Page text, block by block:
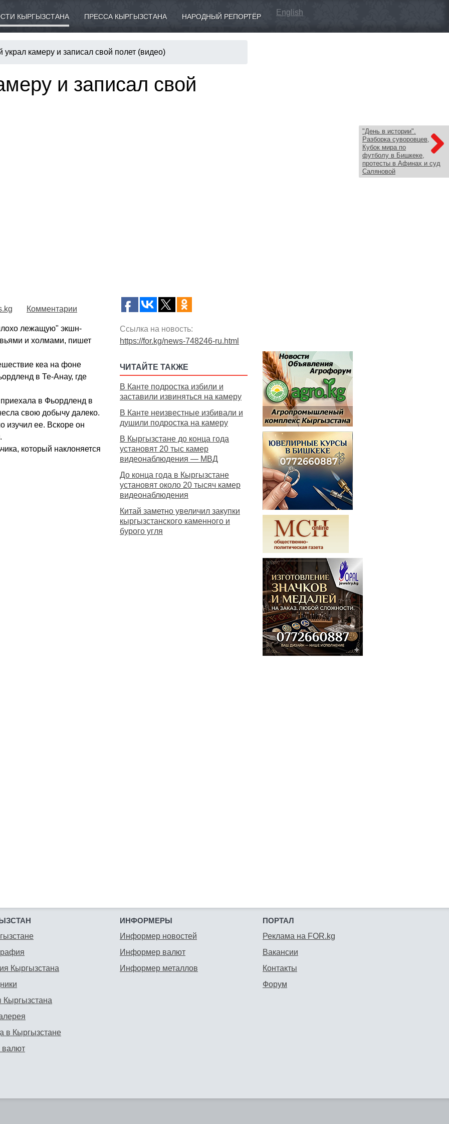
КЫРГЫЗСТАНА ПРЕССА КЫРГЫЗСТАНА НАРОДНЫЙ РЕПОРТЁР English
украл камеру и записал свой полет (видео)
"День в истории".
Разборка суворовцев,
Кубок мира по
футболу в Бишкеке,
протесты в Афинах и суд
Саляновой
и записал свой
Комментарии
лежащую" экшн-
и холмами, пишет
кеа на фоне
в Те-Анау, где
в Фьордленд в
свою добычу далеко.
изучил ее. Вскоре он
который наклоняется
Ссылка на новость:
https://for.kg/news-748246-ru.html
ЧИТАЙТЕ ТАКЖЕ
В Канте подростка избили и
заставили извиняться на камеру
В Канте неизвестные избивали и
душили подростка на камеру
В Кыргызстане до конца года
установят 20 тыс камер
видеонаблюдения — МВД
До конца года в Кыргызстане
установят около 20 тысяч камер
видеонаблюдения
Китай заметно увеличил закупки
кыргызстанского каменного и
бурого угля
Кыргызстана
Кыргызстана
в Кыргызстане
валют
ИНФОРМЕРЫ
Информер новостей
Информер валют
Информер металлов
ПОРТАЛ
Реклама на FOR.kg
Вакансии
Контакты
Форум